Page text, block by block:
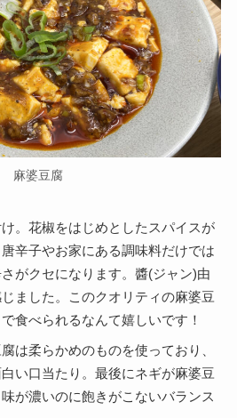
麻婆豆腐
。花椒をはじめとしたスパイスが
辛子やお家にある調味料だけでは
がクセになります。醬(ジャン)由
ました。このクオリティの麻婆豆
食べられるなんて嬉しいです！
は柔らかめのものを使っており、
い口当たり。最後にネギが麻婆豆
が濃いのに飽きがこないバランス